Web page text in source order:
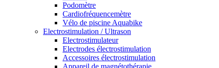
Podomètre
Cardiofréquencemètre
Vélo de piscine Aquabike
Electrostimulation / Ultrason
Electrostimulateur
Electrodes électrostimulation
Accessoires électrostimulation
Appareil de magnétothérapie